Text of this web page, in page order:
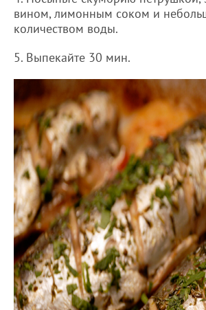
вином, лимонным соком и
количеством воды.
5. Выпекайте 30 мин.